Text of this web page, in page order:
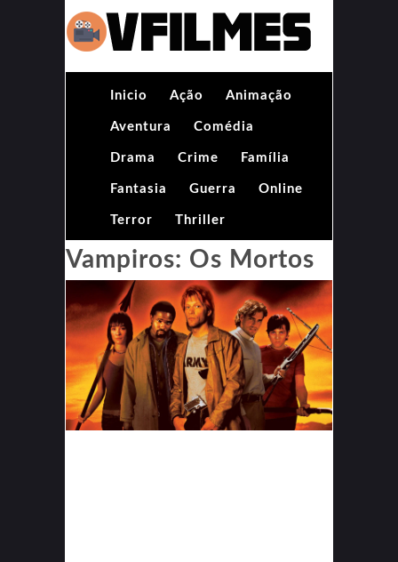
Inicio Ação Animação
Aventura Comédia
Drama Crime Família
Fantasia Guerra Online
Terror Thriller
Vampiros: Os Mortos